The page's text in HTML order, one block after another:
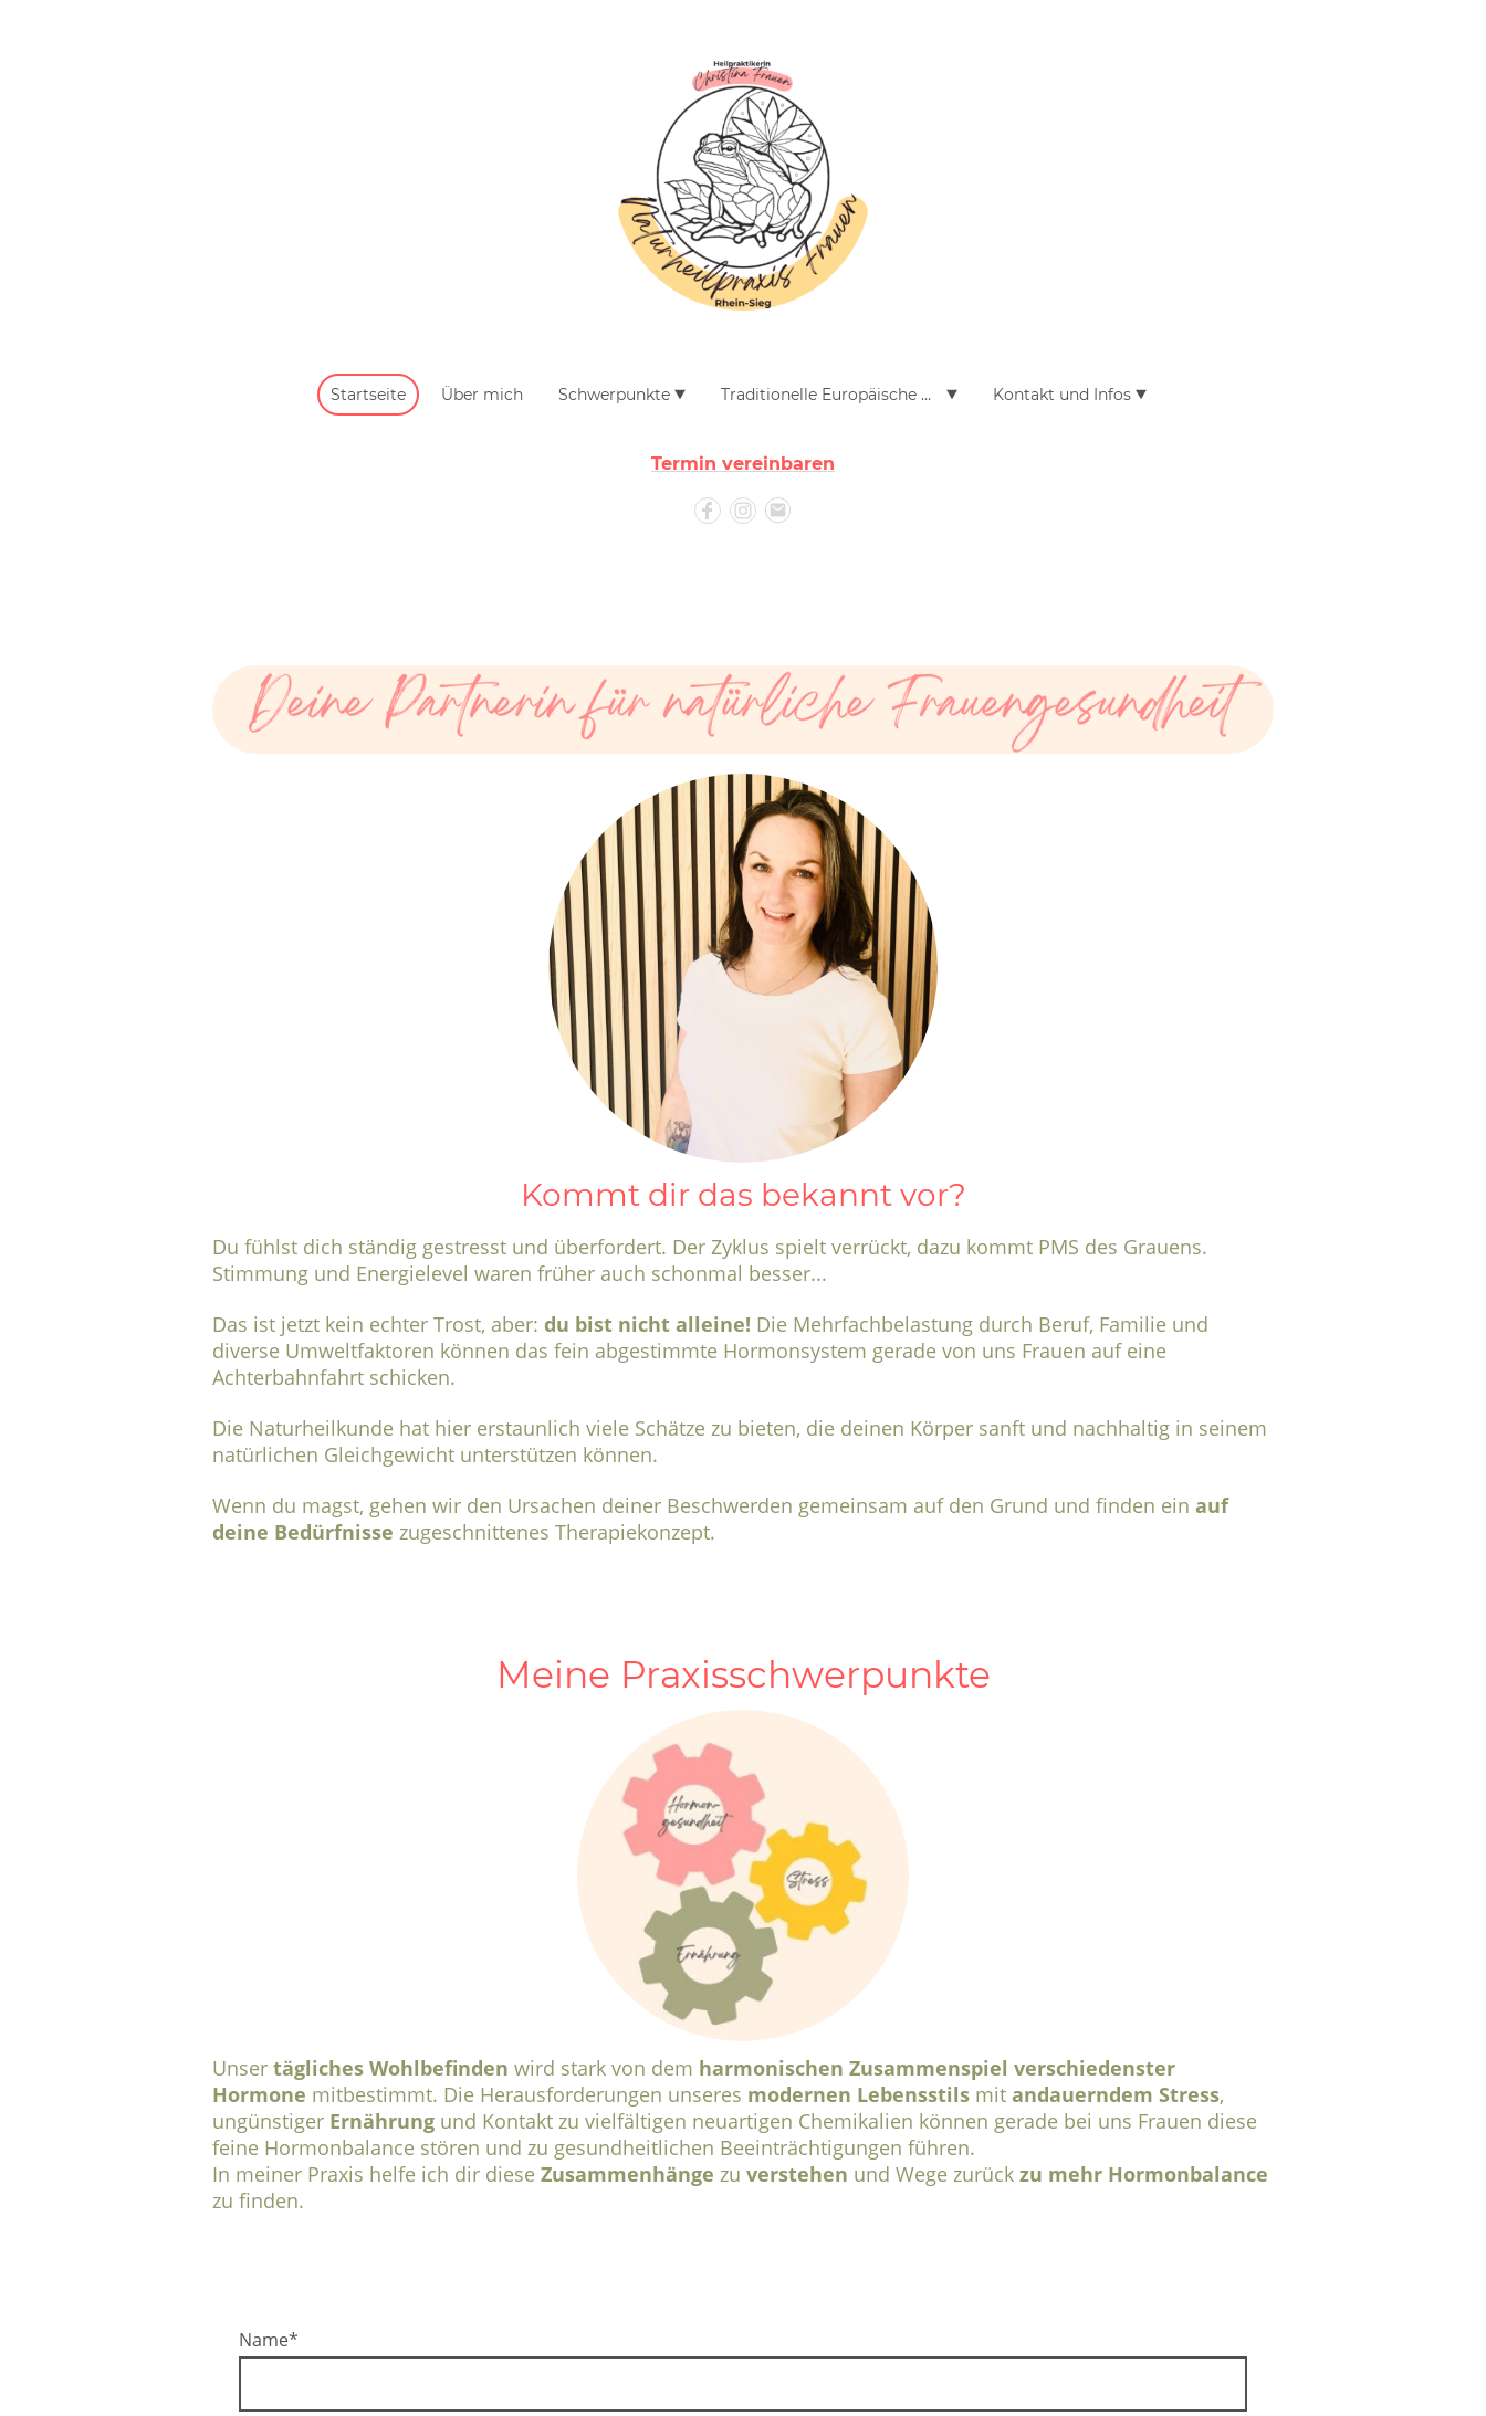
Startseite Über mich Schwerpunkte Traditionelle Europäische Medizin Kontakt und Infos
Termin vereinbaren
Kommt dir das bekannt vor?
Du fühlst dich ständig gestresst und überfordert. Der Zyklus spielt verrückt, dazu kommt PMS des Grauens.
Stimmung und Energielevel waren früher auch schonmal besser...
Das ist jetzt kein echter Trost, aber: du bist nicht alleine! Die Mehrfachbelastung durch Beruf, Familie und
diverse Umweltfaktoren können das fein abgestimmte Hormonsystem gerade von uns Frauen auf eine
Achterbahnfahrt schicken.
Die Naturheilkunde hat hier erstaunlich viele Schätze zu bieten, die deinen Körper sanft und nachhaltig in seinem
natürlichen Gleichgewicht unterstützen können.
Wenn du magst, gehen wir den Ursachen deiner Beschwerden gemeinsam auf den Grund und finden ein auf
deine Bedürfnisse zugeschnittenes Therapiekonzept.
Meine Praxisschwerpunkte
Unser tägliches Wohlbefinden wird stark von dem harmonischen Zusammenspiel verschiedenster
Hormone mitbestimmt. Die Herausforderungen unseres modernen Lebensstils mit andauerndem Stress,
ungünstiger Ernährung und Kontakt zu vielfältigen neuartigen Chemikalien können gerade bei uns Frauen diese
feine Hormonbalance stören und zu gesundheitlichen Beeinträchtigungen führen.
In meiner Praxis helfe ich dir diese Zusammenhänge zu verstehen und Wege zurück zu mehr Hormonbalance
zu finden.
Name*